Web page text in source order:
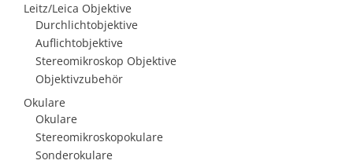
Leitz/Leica Objektive
Durchlichtobjektive
Auflichtobjektive
Stereomikroskop Objektive
Objektivzubehör
Okulare
Okulare
Stereomikroskopokulare
Sonderokulare